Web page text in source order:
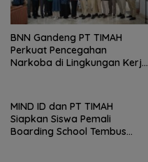
BNN Gandeng PT TIMAH
Perkuat Pencegahan
Narkoba di Lingkungan Kerja
MIND ID dan PT TIMAH
Siapkan Siswa Pemali
Boarding School Tembus